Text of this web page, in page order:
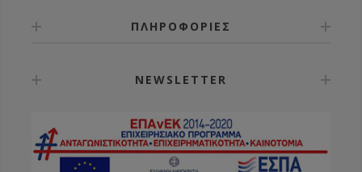
ΠΛΗΡΟΦΟΡΙΕΣ
NEWSLETTER